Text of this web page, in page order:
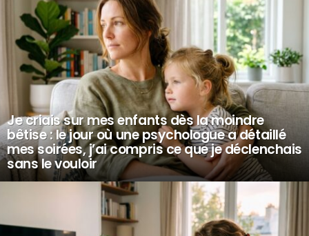
Je criais sur mes enfants dès la moindre
bêtise : le jour où une psychologue a détaillé
mes soirées, j’ai compris ce que je déclenchais
sans le vouloir